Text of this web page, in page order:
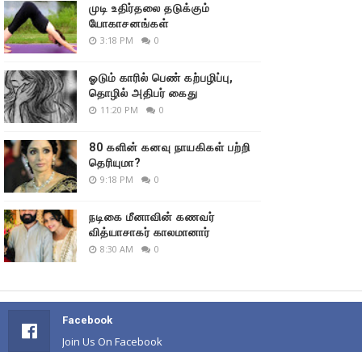
முடி உதிர்தலை தடுக்கும்
யோகாசனங்கள்
3:18 PM 0
ஓடும் காரில் பெண் கற்பழிப்பு,
தொழில் அதிபர் கைது
11:20 PM 0
80 களின் கனவு நாயகிகள் பற்றி
தெரியுமா?
9:18 PM 0
நடிகை மீனாவின் கணவர்
வித்யாசாகர் காலமானார்
8:30 AM 0
Facebook
Join Us On Facebook